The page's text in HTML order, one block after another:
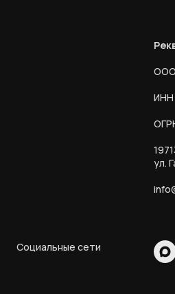
ИНН
ул.
Социальные сети